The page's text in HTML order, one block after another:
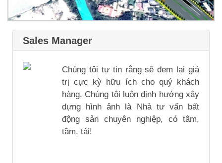
Sales Manager
Chúng tôi tự tin rằng sẽ đem lại giá
trị cực kỳ hữu ích cho quý khách
hàng. Chúng tôi luôn định hướng xây
dựng hình ảnh là Nhà tư vấn bất
động sản chuyên nghiệp, có tâm,
tầm, tài!